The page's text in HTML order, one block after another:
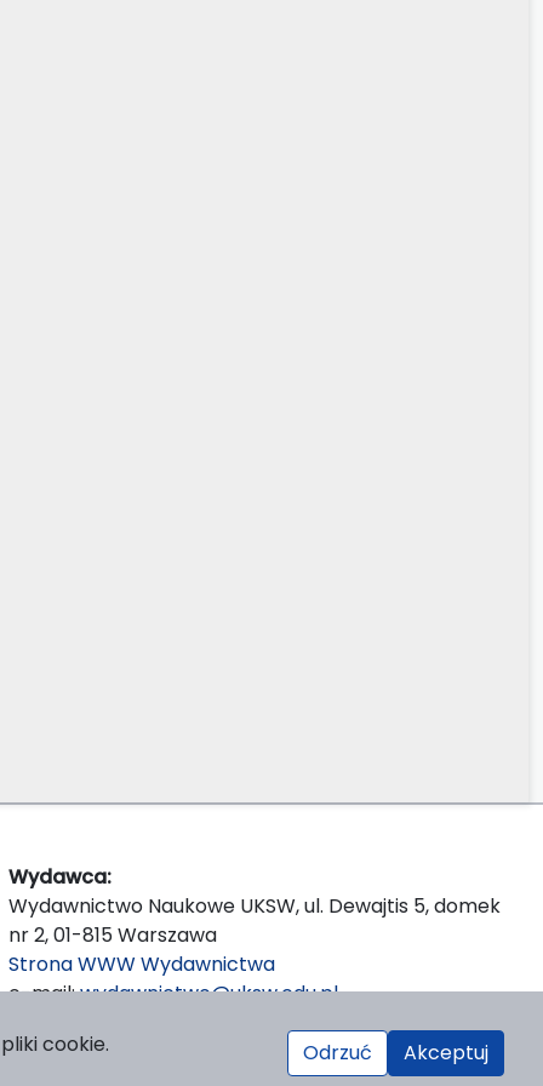
Wydawca:
Wydawnictwo Naukowe UKSW, ul. Dewajtis 5, domek
nr 2, 01-815 Warszawa
Strona WWW Wydawnictwa
e-mail:wydawnictwo@uksw.edu.pl
cookie.
Odrzuć Akceptuj